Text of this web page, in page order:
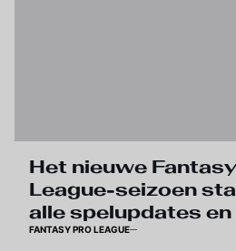
Het nieuwe
League-seizoen
alle spelupdates
prijzen
FANTASY PRO LEAGUE